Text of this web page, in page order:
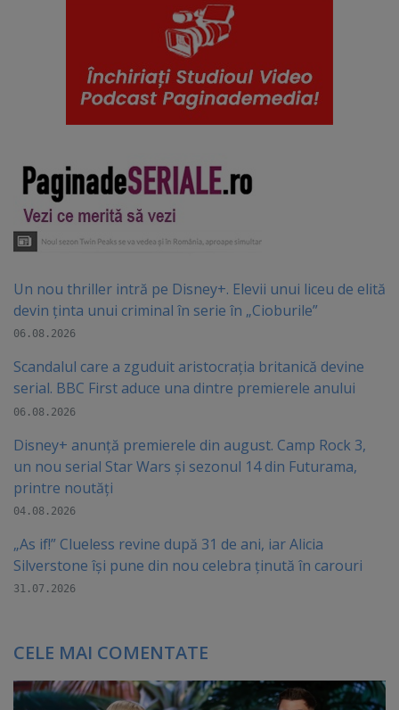
Un nou thriller intră pe Disney+. Elevii unui liceu de elită
devin ținta unui criminal în serie în „Cioburile”
06.08.2026
Scandalul care a zguduit aristocrația britanică devine
serial. BBC First aduce una dintre premierele anului
06.08.2026
Disney+ anunță premierele din august. Camp Rock 3,
un nou serial Star Wars și sezonul 14 din Futurama,
printre noutăți
04.08.2026
„As if!” Clueless revine după 31 de ani, iar Alicia
Silverstone își pune din nou celebra ținută în carouri
31.07.2026
CELE MAI COMENTATE